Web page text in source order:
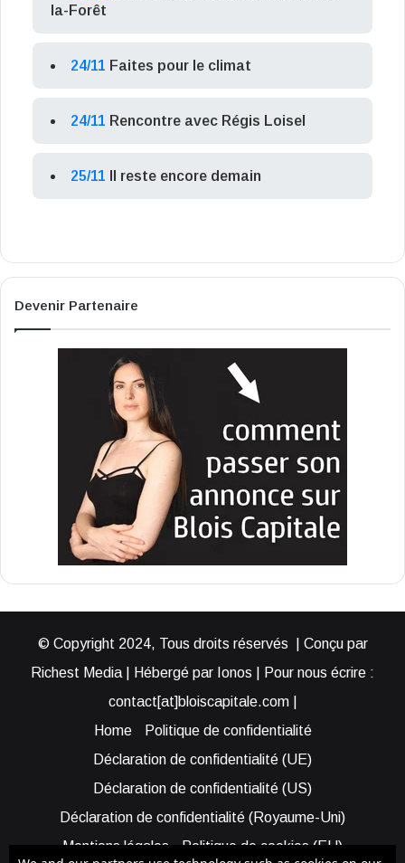
la-Forêt
24/11 Faites pour le climat
24/11 Rencontre avec Régis Loisel
25/11 Il reste encore demain
Devenir Partenaire
© Copyright 2024, Tous droits réservés | Conçu par
Richest Media | Hébergé par Ionos | Pour nous écrire :
contact[at]bloiscapitale.com |
Home
Politique de confidentialité
Déclaration de confidentialité (UE)
Déclaration de confidentialité (US)
Déclaration de confidentialité (Royaume-Uni)
Mentions légales
Politique de cookies (EU)